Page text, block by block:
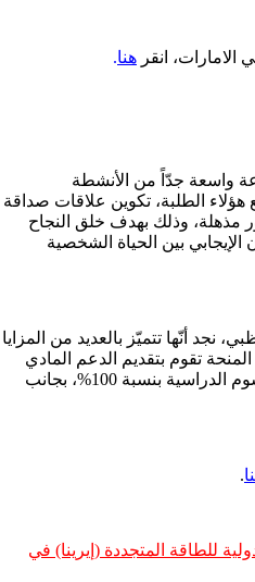
انقر هنا.
واسعة جدّاً من الأنشطة
الطلبة، تكوين علاقات صداقة
مذهلة، وذلك بهدف خلق النجاح
الإيجابي بين الحياة الشخصية
نجد أنّها تتميّز بالعديد من المزايا
المنحة تقوم بتقديم الدعم المادي
للطالب على شكل الإعفاء من رسوم الدراسية بنسبة 100%، بجانب
.
للطاقة المتجددة (إيرينا) في